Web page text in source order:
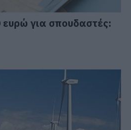
για σπουδαστές: